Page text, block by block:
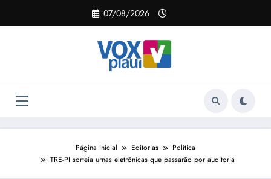
o
07/08/2026
Página inicial Editorias
Política
TRE-PI sorteia urnas eletrônicas que passarão por auditoria